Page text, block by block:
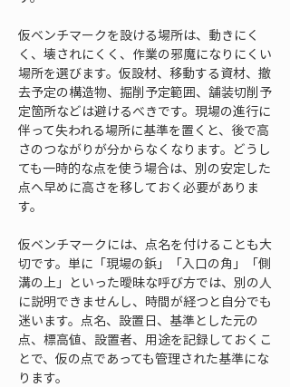
仮ベンチマークを設ける場所は、動きにく
く、壊されにくく、作業の邪魔になりにくい
場所を選びます。仮設材、移動する資材、撤
去予定の構造物、掘削予定範囲、舗装切削予
定箇所などは避けるべきです。現場の進行に
伴って失われる場所に基準を置くと、後で高
さのつながりが分からなくなります。どうし
ても一時的な点を使う場合は、別の安定した
点へ早めに高さを移しておく必要がありま
す。
仮ベンチマークには、点名を付けることも大
切です。単に「現場の鋲」「入口の角」「側
溝の上」といった曖昧な呼び方では、別の人
に説明できませんし、時間が経つと自分でも
迷います。点名、設置日、基準とした元の
点、標高値、設置者、用途を記録しておくこ
とで、仮の点であっても管理された基準にな
ります。